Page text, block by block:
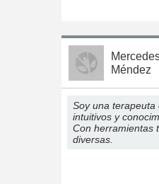
Méndez
Soy una terapeuta
intuitivos y
Con herramientas
diversas.